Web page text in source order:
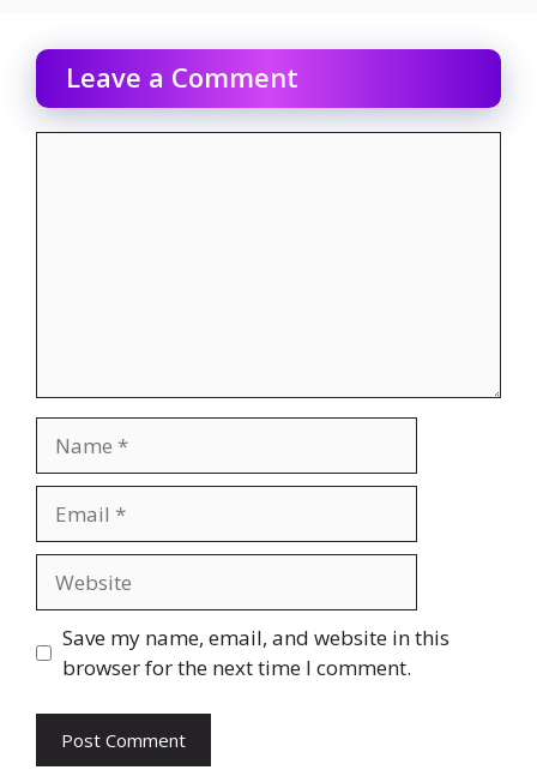
Leave a Comment
Save my name, email, and website in this
browser for the next time I comment.